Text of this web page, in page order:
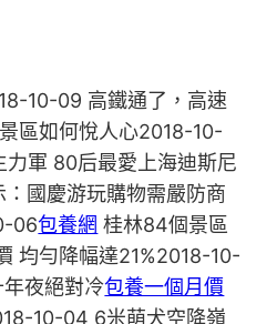
10-09 高鐵通了，高速
區如何悅人心2018-10-
軍 80后最愛上海迪斯尼
國慶游玩購物需嚴防商
06包養網 桂林84個景區
均勻降幅達21%2018-10-
年夜絕對冷包養一個月價
10-04 6米萌犬空降嶺